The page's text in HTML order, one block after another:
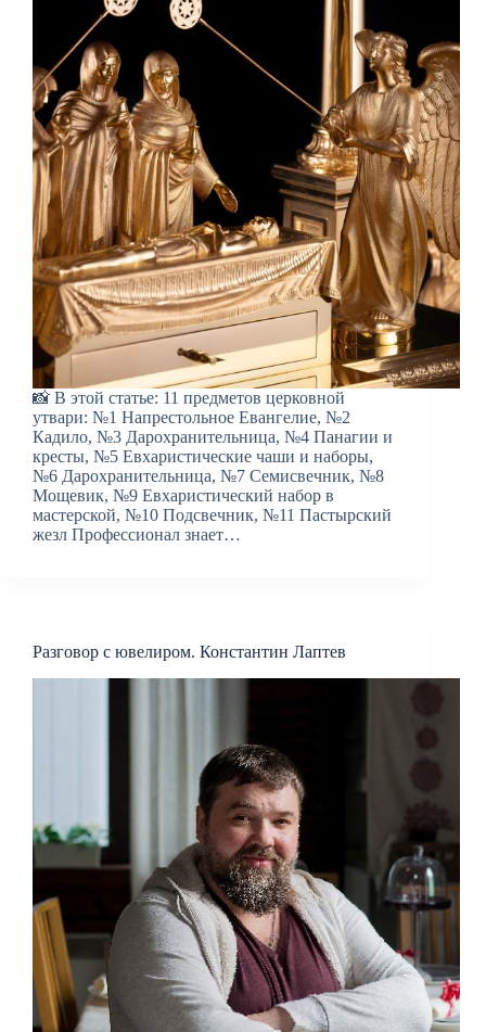
📸 В этой статье: 11 предметов церковной
утвари: №1 Напрестольное Евангелие, №2
Кадило, №3 Дарохранительница, №4 Панагии и
кресты, №5 Евхаристические чаши и наборы,
№6 Дарохранительница, №7 Семисвечник, №8
Мощевик, №9 Евхаристический набор в
мастерской, №10 Подсвечник, №11 Пастырский
жезл Профессионал знает…
Разговор с ювелиром. Константин Лаптев